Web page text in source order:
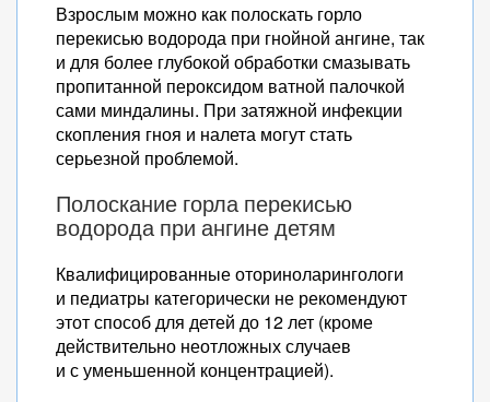
Взрослым можно как полоскать горло
перекисью водорода при гнойной ангине, так
и для более глубокой обработки смазывать
пропитанной пероксидом ватной палочкой
сами миндалины. При затяжной инфекции
скопления гноя и налета могут стать
серьезной проблемой.
Полоскание горла перекисью
водорода при ангине детям
Квалифицированные оториноларингологи
и педиатры категорически не рекомендуют
этот способ для детей до 12 лет (кроме
действительно неотложных случаев
и с уменьшенной концентрацией).